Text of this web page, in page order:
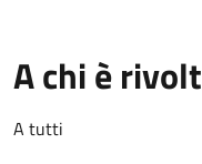
A chi è
A tutti